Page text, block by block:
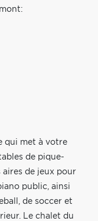
qui met à votre
de pique-
aires de jeux pour
public, ainsi
de soccer et
Le chalet du